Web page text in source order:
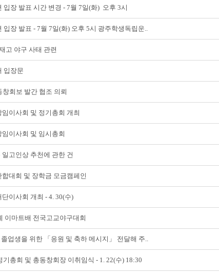
입장 발표 시간 변경 - 7월 7일(화) 오후 3시
입장 발표 - 7월 7일(화) 오후 5시 광주학생독립운..
고 야구 사태 관련
입장문
창회보 발간 협조 의뢰
임이사회 및 정기총회 개최
임이사회 및 임시총회
일고인상 추천에 관한 건
합대회 및 장학금 모금캠페인
이사회 개최 - 4. 30(수)
이마트배 전국고교야구대회
업생을 위한 「응원 및 축하 메시지」 전달해 주..
기총회 및 총동창회장 이취임식 - 1. 22(수) 18:30